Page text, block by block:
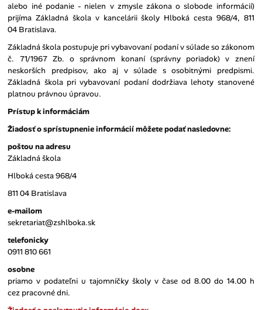
alebo iné podanie - nielen v zmysle zákona o slobode informácií)
prijíma Základná škola v kancelárii školy Hlboká cesta 968/4, 811
04 Bratislava.
Základná škola postupuje pri vybavovaní podaní v súlade so zákonom
č. 71/1967 Zb. o správnom konaní (správny poriadok) v znení
neskorších predpisov, ako aj v súlade s osobitnými predpismi.
Základná škola pri vybavovaní podaní dodržiava lehoty stanovené
platnou právnou úpravou.
Prístup k informáciám
Žiadosť o sprístupnenie informácií môžete podať nasledovne:
poštou na adresu
Základná škola
Hlboká cesta 968/4
811 04 Bratislava
e-mailom
sekretariat@zshlboka.sk
telefonicky
0911 810 661
osobne
priamo v podateľni u tajomníčky školy v čase od 8.00 do 14.00 h
cez pracovné dni.